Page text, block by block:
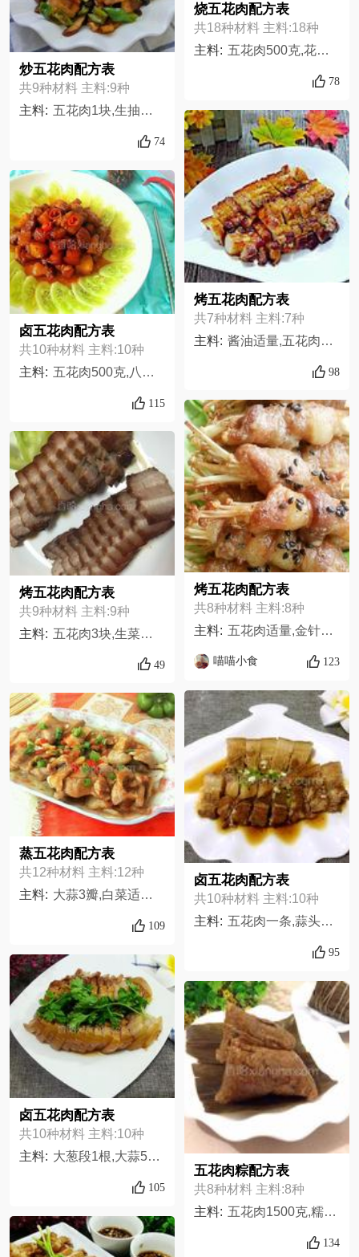
炒五花肉配方表
共9种材料 主料:9种
主料: 五花肉1块,生抽适量,豆干5片,豆鼓适量,盐适量,姜1块,青椒5～,干红椒3～,蒜瓣3～
74
卤五花肉配方表
共10种材料 主料:10种
主料: 五花肉500克,八角一个,料酒适量,蒜头适量,生姜适量,辣椒两个,桂皮少许,冰糖少许,香叶少许,生抽适量
115
烤五花肉配方表
共9种材料 主料:9种
主料: 五花肉3块,生菜叶,盐少许,镇江香醋1勺,白糖2勺,料酒1勺,姜丝3片,海天金标生抽2勺,海天一品鲜2勺
49
蒸五花肉配方表
共12种材料 主料:12种
主料: 大蒜3瓣,白菜适量,五花肉400克,红椒适量,葱1根,姜1小块,盐适量,生抽适量,味精适量,淀粉适量,料酒适量,醋适量
109
卤五花肉配方表
共10种材料 主料:10种
主料: 大葱段1根,大蒜5瓣,姜片少许,五花肉1斤,洋葱1个,蒸鱼豉油少许,盐3小勺,耗油少许,六月鲜少许,料酒少许
105
烧五花肉配方表
共18种材料 主料:18种
主料: 五花肉500克,花椒适量,草果1个,冰糖适量,干辣椒1个,蒜1瓣,姜2片,葱2段,八角1个,桂皮1块,白扣2个,山奈1块,良姜1块,香叶1片,生抽适量,老抽适量,油适量,盐适量,
78
烤五花肉配方表
共7种材料 主料:7种
主料: 酱油适量,五花肉600克,姜片适量,料酒30克,白糖10克,蜂蜜10克,盐少许,
98
烤五花肉配方表
共8种材料 主料:8种
主料: 五花肉适量,金针菇适量,生抽适量,老抽适量,盐适量,黑胡椒粉适量,糖适量,黑芝麻适量,
喵喵小食 123
卤五花肉配方表
共10种材料 主料:10种
主料: 五花肉一条,蒜头适量,姜几片,盐适量,老抽1勺,生抽2勺,食用油半勺,鸡粉适量,清水适量,沙茶适量,
95
五花肉粽配方表
共8种材料 主料:8种
主料: 五花肉1500克,糯米3000克,生姜少许,料酒少许,盐适量,生抽适量,老抽适量,粽叶适量,
134